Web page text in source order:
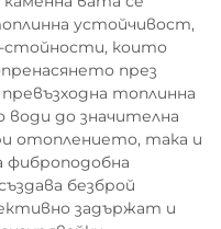
устойчивост,
стойности, които
през
топлинна
до значителна
отоплението, така и
фиброподобна
безброй
задържат и